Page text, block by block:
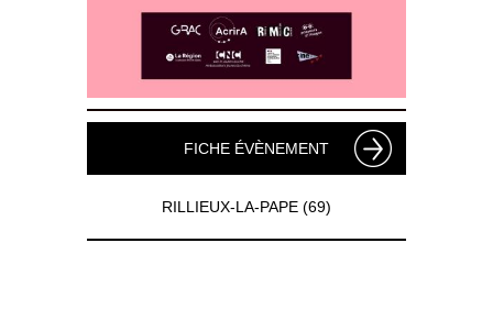
FICHE ÉVÈNEMENT
RILLIEUX-LA-PAPE (69)